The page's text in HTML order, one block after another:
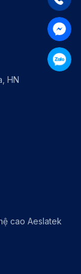
HN
cao Aeslatek